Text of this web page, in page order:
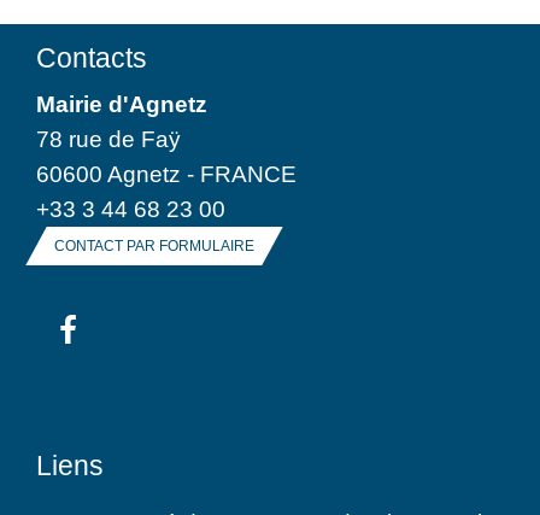
Contacts
Mairie d'Agnetz
78 rue de Faÿ
60600 Agnetz - FRANCE
+33 3 44 68 23 00
CONTACT PAR FORMULAIRE
Liens